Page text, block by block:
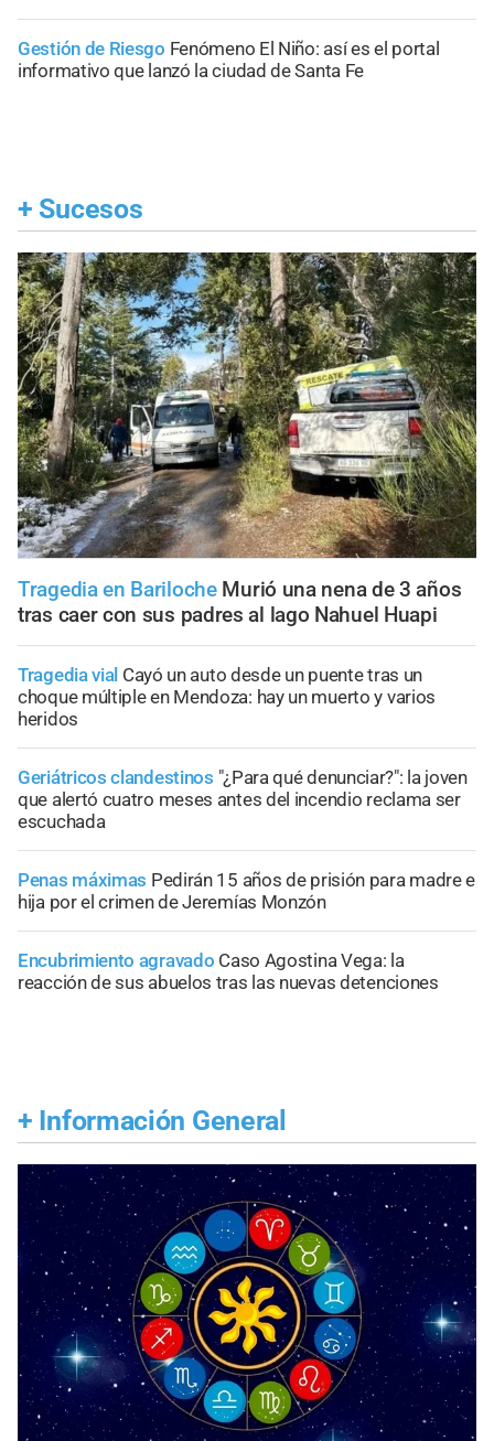
Gestión de Riesgo Fenómeno El Niño: así es el portal
informativo que lanzó la ciudad de Santa Fe
+ Sucesos
Tragedia en Bariloche Murió una nena de 3 años
tras caer con sus padres al lago Nahuel Huapi
Tragedia vial Cayó un auto desde un puente tras un
choque múltiple en Mendoza: hay un muerto y varios
heridos
Geriátricos clandestinos "¿Para qué denunciar?": la joven
que alertó cuatro meses antes del incendio reclama ser
escuchada
Penas máximas Pedirán 15 años de prisión para madre e
hija por el crimen de Jeremías Monzón
Encubrimiento agravado Caso Agostina Vega: la
reacción de sus abuelos tras las nuevas detenciones
+ Información General